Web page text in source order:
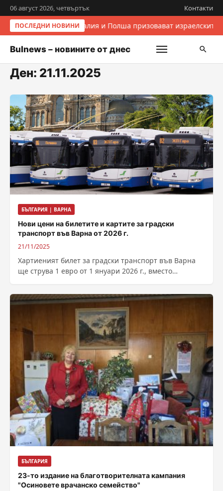
06 август 2026, четвъртък Контакти
ПОСЛЕДНИ НОВИНИИталия и Полша призовават израелските
Bulnews – новините от днес
Ден: 21.11.2025
БЪЛГАРИЯ | ВАРНА
Нови цени на билетите и картите за градски
транспорт във Варна от 2026 г.
21/11/2025
Хартиеният билет за градски транспорт във Варна
ще струва 1 евро от 1 януари 2026 г., вместо
БЪЛГАРИЯ
23-то издание на благотворителната кампания
"Осиновете врачанско семейство"